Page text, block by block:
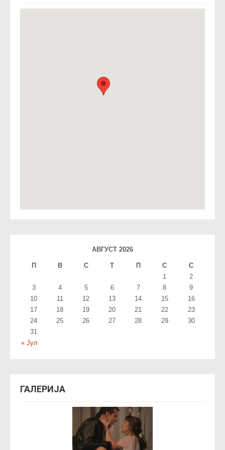
АВГУСТ 2026
П В С T П С С
« Јул
1
2
3
4 5 6 7 8
9
10
11 12 13 14 15
16
17
18 19 20 21 22
23
24
25 26 27 28 29
30
31
ГАЛЕРИЈА